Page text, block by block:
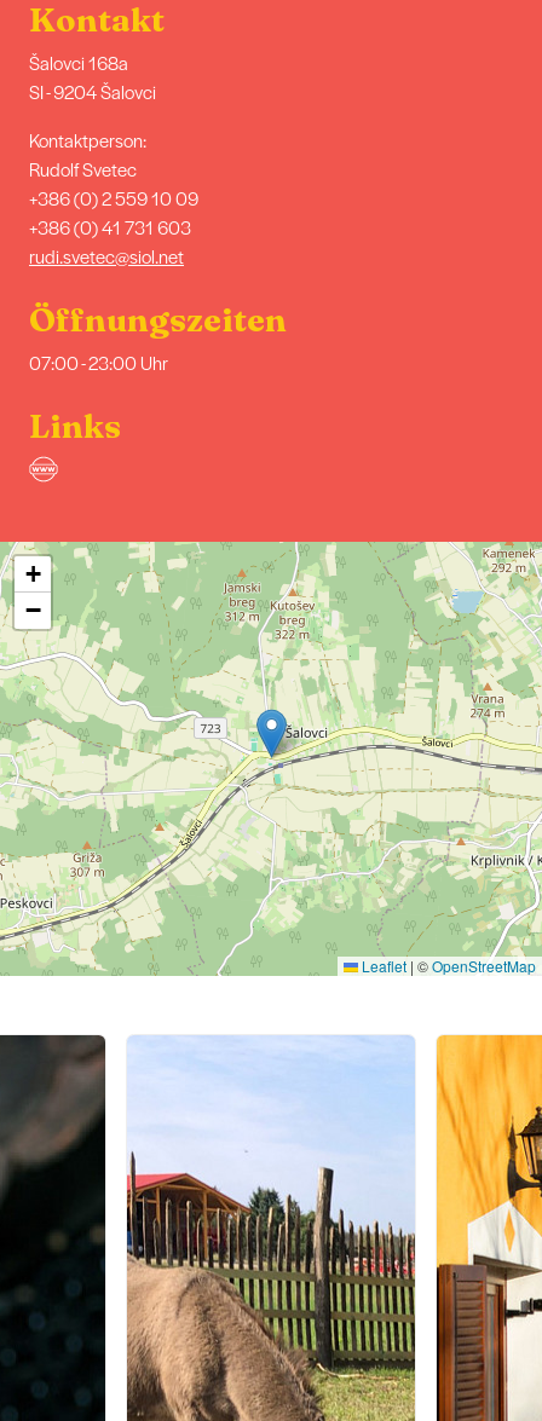
Kontakt
Šalovci 168a
SI - 9204 Šalovci
Kontaktperson:
Rudolf Svetec
+386 (0) 2 559 10 09
+386 (0) 41 731 603
rudi.svetec@siol.net
Öffnungszeiten
07:00 - 23:00 Uhr
Links
+
−
Leaflet | ©OpenStreetMap